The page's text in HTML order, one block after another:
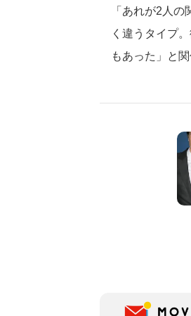
「あれが2人
く違うタイプ
もあった」と